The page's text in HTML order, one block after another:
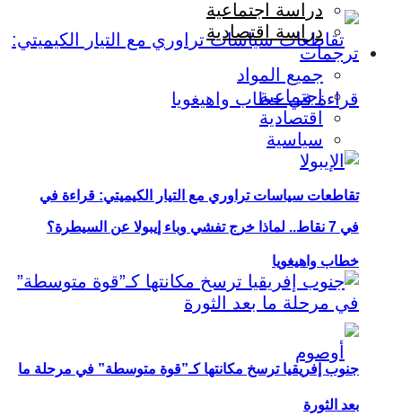
تقاطعات سياسات تراوري مع التيار الكيميتي: قراءة في
خطاب واهيغويا
دراسة اجتماعية
دراسة اقتصادية
ترجمات
جميع المواد
اجتماعية
اقتصادية
سياسية
في 7 نقاط.. لماذا خرج تفشي وباء إيبولا عن السيطرة؟
جنوب إفريقيا ترسخ مكانتها كـ”قوة متوسطة” في مرحلة ما
بعد الثورة